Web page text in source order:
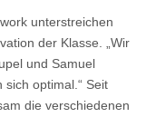
unterstreichen
der Klasse. „Wir
und Samuel
sich optimal.“ Seit
die verschiedenen